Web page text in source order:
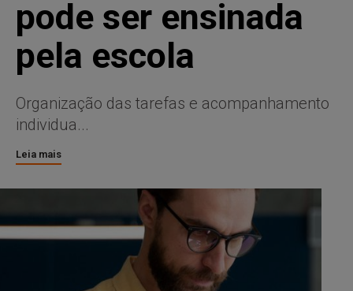
pode ser ensinada
pela escola
Organização das tarefas e acompanhamento
individua...
Leia mais